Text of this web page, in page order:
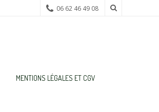
06 62 46 49 08
MENTIONS LÉGALES ET CGV